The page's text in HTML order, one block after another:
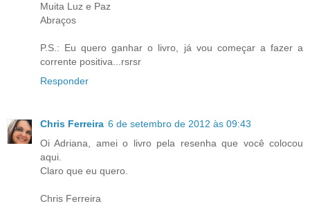
Muita Luz e Paz
Abraços
P.S.: Eu quero ganhar o livro, já vou começar a fazer a
corrente positiva...rsrsr
Responder
Chris Ferreira 6 de setembro de 2012 às 09:43
Oi Adriana, amei o livro pela resenha que você colocou
aqui.
Claro que eu quero.
Chris Ferreira